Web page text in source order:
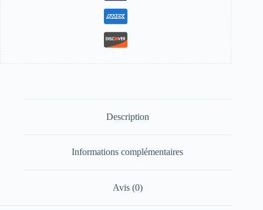
Description
Informations complémentaires
Avis (0)